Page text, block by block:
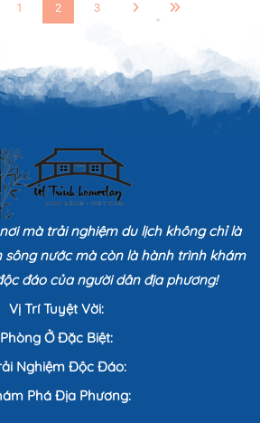
1 2 3
mà trải nghiệm du lịch không chỉ là
sông nước mà còn là hành trình khám
đáo của người dân địa phương!
Vị Trí Tuyệt Vời:
Phòng Ở Đặc Biệt:
Nghiệm Độc Đáo:
Phá Địa Phương: